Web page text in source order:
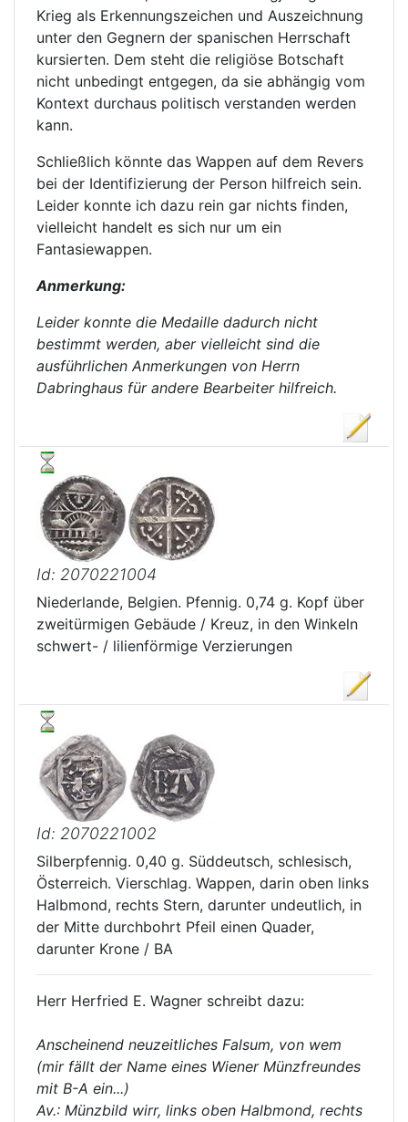
Krieg als Erkennungszeichen und Auszeichnung
unter den Gegnern der spanischen Herrschaft
kursierten. Dem steht die religiöse Botschaft
nicht unbedingt entgegen, da sie abhängig vom
Kontext durchaus politisch verstanden werden
kann.
Schließlich könnte das Wappen auf dem Revers
bei der Identifizierung der Person hilfreich sein.
Leider konnte ich dazu rein gar nichts finden,
vielleicht handelt es sich nur um ein
Fantasiewappen.
Anmerkung:
Leider konnte die Medaille dadurch nicht
bestimmt werden, aber vielleicht sind die
ausführlichen Anmerkungen von Herrn
Dabringhaus für andere Bearbeiter hilfreich.
Id: 2070221004
Niederlande, Belgien. Pfennig. 0,74 g. Kopf über
zweitürmigen Gebäude / Kreuz, in den Winkeln
schwert- / lilienförmige Verzierungen
Id: 2070221002
Silberpfennig. 0,40 g. Süddeutsch, schlesisch,
Österreich. Vierschlag. Wappen, darin oben links
Halbmond, rechts Stern, darunter undeutlich, in
der Mitte durchbohrt Pfeil einen Quader,
darunter Krone / BA
Herr Herfried E. Wagner schreibt dazu:
Anscheinend neuzeitliches Falsum, von wem
(mir fällt der Name eines Wiener Münzfreundes
mit B-A ein...)
Av.: Münzbild wirr, links oben Halbmond, rechts